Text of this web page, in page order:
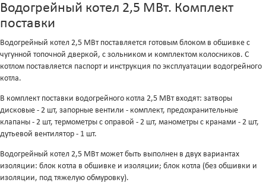
Водогрейный котел 2,5 МВт. Комплект
поставки
Водогрейный котел 2,5 МВт поставляется готовым блоком в обшивке с
чугунной топочной дверкой, с зольником и комплектом колосников. С
котлом поставляется паспорт и инструкция по эксплуатации водогрейного
котла.
В комплект поставки водогрейного котла 2,5 МВт входят: затворы
дисковые - 2 шт, запорные вентили - комплект, предохранительные
клапаны - 2 шт, термометры с оправой - 2 шт, манометры с кранами - 2 шт,
дутьевой вентилятор - 1 шт.
Водогрейный котел 2,5 МВт может быть выполнен в двух вариантах
изоляции: блок котла в обшивке и изоляции; блок котла (без обшивки и
изоляции, под тяжелую обмуровку).